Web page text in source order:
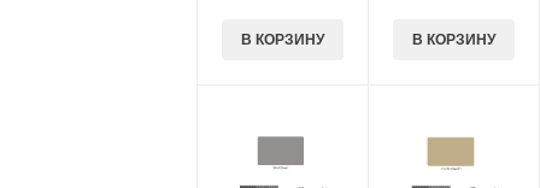
В КОРЗИНУ В КОРЗИНУ